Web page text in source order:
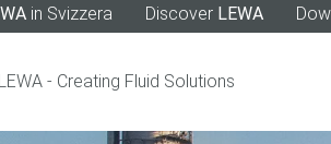
in Svizzera Discover LEWA